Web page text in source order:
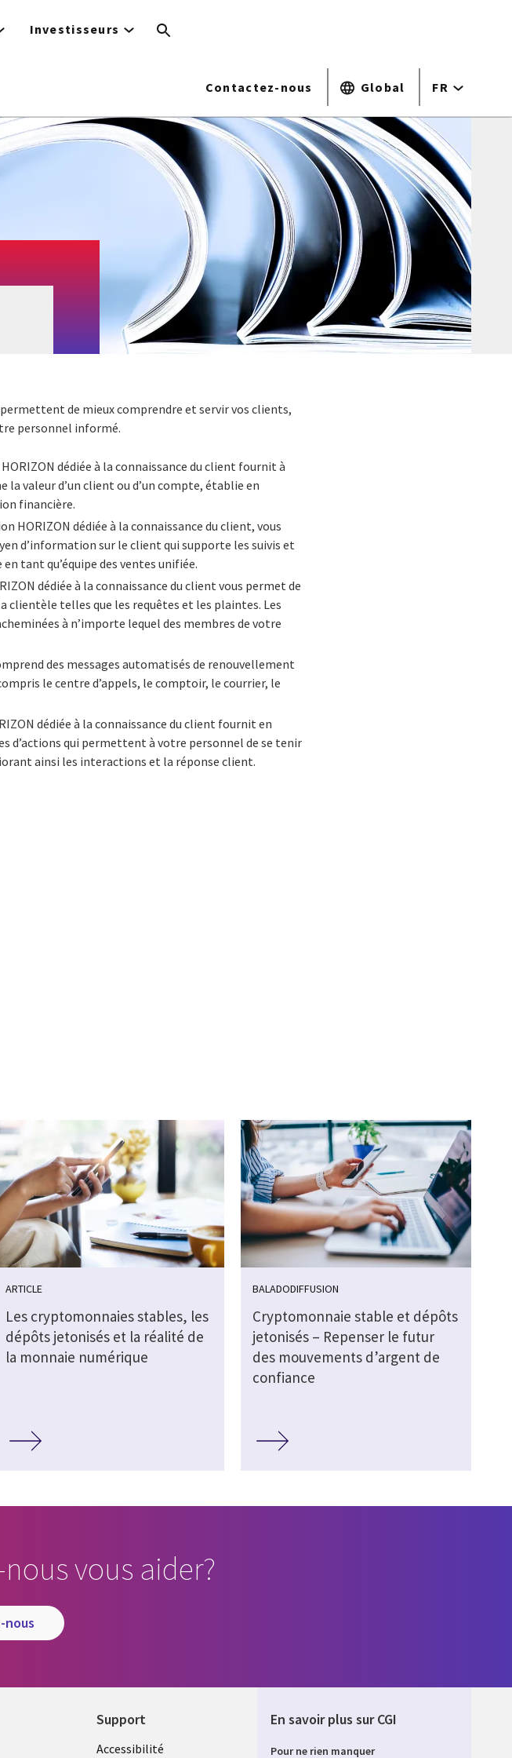
Investisseurs
Contactez-nous Global FR
de mieux comprendre et servir vos clients,
personnel informé.
dédiée à la connaissance du client fournit à
valeur d’un client ou d’un compte, établie en
financière.
HORIZON dédiée à la connaissance du client, vous
d’information sur le client qui supporte les suivis et
tant qu’équipe des ventes unifiée.
dédiée à la connaissance du client vous permet de
clientèle telles que les requêtes et les plaintes. Les
à n’importe lequel des membres de votre
des messages automatisés de renouvellement
le centre d’appels, le comptoir, le courrier, le
dédiée à la connaissance du client fournit en
d’actions qui permettent à votre personnel de se tenir
ainsi les interactions et la réponse client.
ARTICLE
Les cryptomonnaies stables, les
dépôts jetonisés et la réalité de
la monnaie numérique
BALADODIFFUSION
Cryptomonnaie stable et dépôts
jetonisés – Repenser le futur
des mouvements d’argent de
confiance
vous aider?
nous
Support
Accessibilité
En savoir plus sur CGI
Pour ne rien manquer